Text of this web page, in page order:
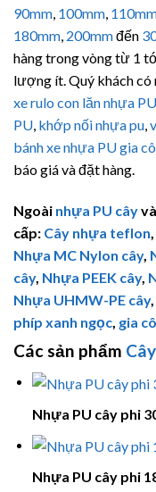
90mm, 100mm,
180mm, 200mmđến
hàng trong vòng từ 1
lượng ít. Quý khách có
xe rulo con lăn nhựa PU
PU, khớp nối nhựa pu,
bánh xe nhựa PUgia
báo giá và đặt hàng.
Ngoài nhựa PU câyvà
cấp: Cây nhựa teflon
Nhựa MC Nylon cây,
cây, Nhựa PEEK cây,
Nhựa UHMW-PE cây,
phíp xanh ngọc gia
Các sản phẩm
Nhựa PU cây phi
Nhựa PU cây phi